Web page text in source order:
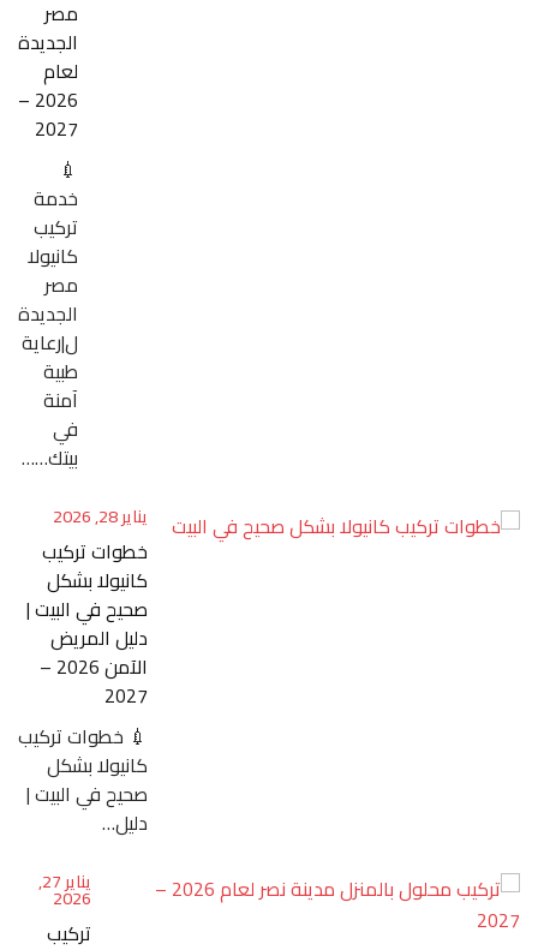
مصر
الجديدة
لعام
2026 –
2027
💉
خدمة
تركيب
كانيولا
مصر
الجديدة
ل|رعاية
طبية
آمنة
في
بيتك……
يناير 28, 2026
خطوات تركيب
كانيولا بشكل
صحيح في البيت |
دليل المريض
الآمن 2026 –
2027
💉 خطوات تركيب
كانيولا بشكل
صحيح في البيت |
دليل…
يناير 27,
2026
تركيب